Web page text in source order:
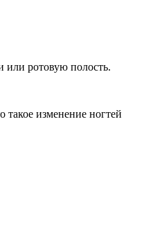
или ротовую полость.
такое изменение ногтей